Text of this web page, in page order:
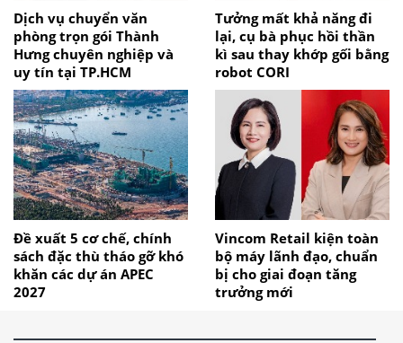
Dịch vụ chuyển văn
phòng trọn gói Thành
Hưng chuyên nghiệp và
uy tín tại TP.HCM
Tưởng mất khả năng đi
lại, cụ bà phục hồi thần
kì sau thay khớp gối bằng
robot CORI
Đề xuất 5 cơ chế, chính
sách đặc thù tháo gỡ khó
khăn các dự án APEC
2027
Vincom Retail kiện toàn
bộ máy lãnh đạo, chuẩn
bị cho giai đoạn tăng
trưởng mới